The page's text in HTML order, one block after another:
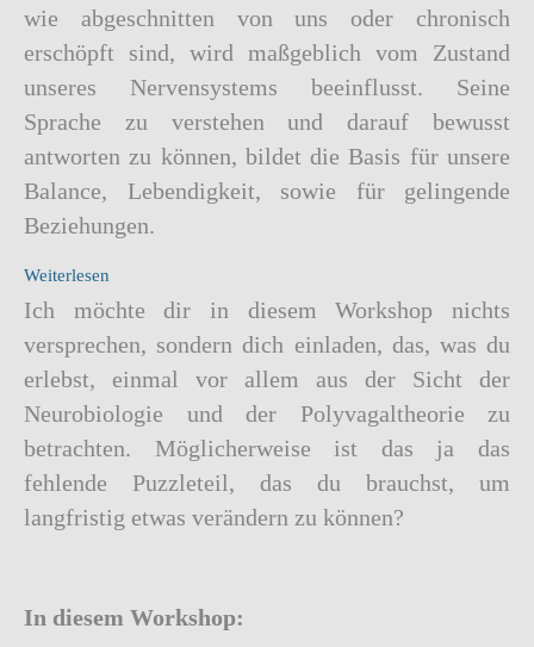
wie abgeschnitten von uns oder chronisch
erschöpft sind, wird maßgeblich vom Zustand
unseres Nervensystems beeinflusst. Seine
Sprache zu verstehen und darauf bewusst
antworten zu können, bildet die Basis für unsere
Balance, Lebendigkeit, sowie für gelingende
Beziehungen.
Weiterlesen
Ich möchte dir in diesem Workshop nichts
versprechen, sondern dich einladen, das, was du
erlebst, einmal vor allem aus der Sicht der
Neurobiologie und der Polyvagaltheorie zu
betrachten. Möglicherweise ist das ja das
fehlende Puzzleteil, das du brauchst, um
langfristig etwas verändern zu können?
In diesem Workshop: